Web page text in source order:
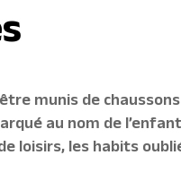
munis de
au nom de
loisirs, les habits